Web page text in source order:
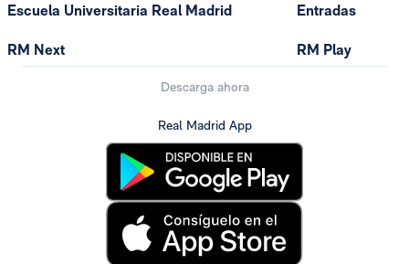
Escuela Universitaria Real Madrid
RM Next
Entradas
RM Play
Descarga ahora
Real Madrid App